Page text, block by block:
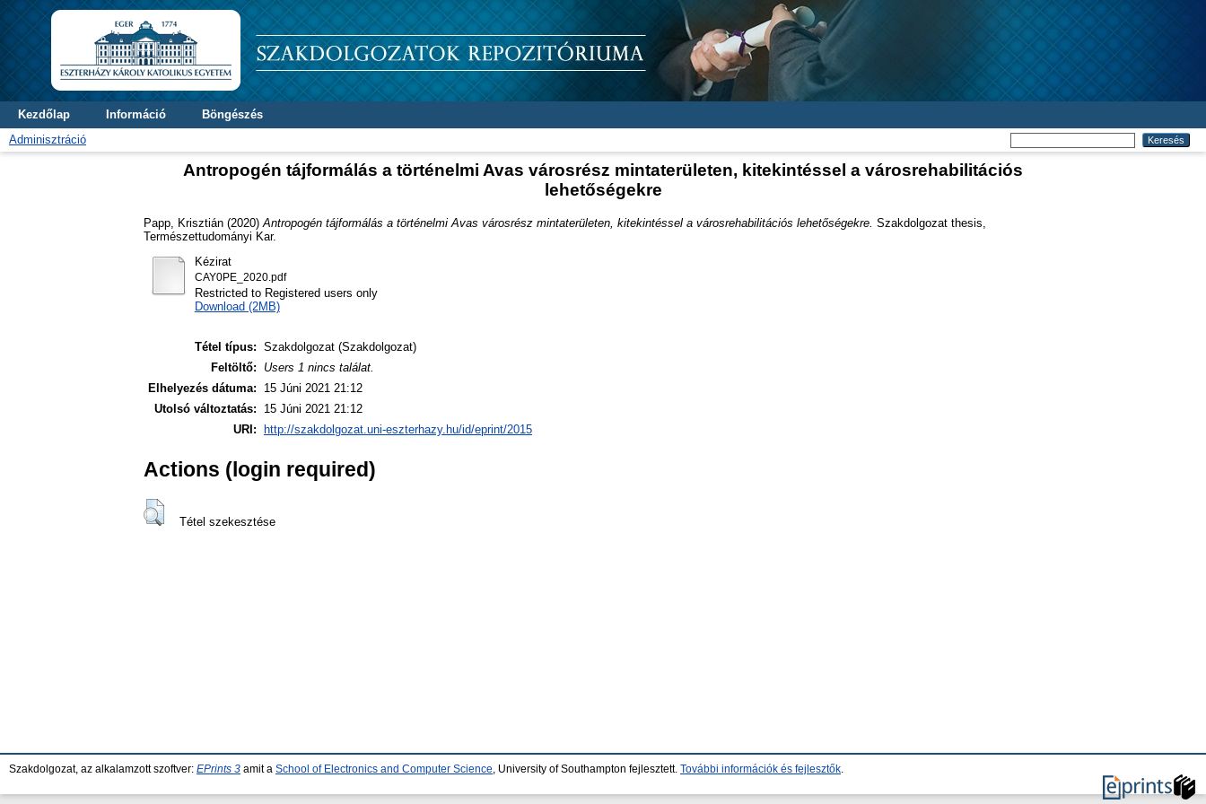
Kezdőlap Információ
Böngészés
Adminisztráció
Antropogén tájformálás a történelmi Avas városrész mintaterületen, kitekintéssel a városrehabilitációs
lehetőségekre
Papp, Krisztián (2020) Antropogén tájformálás a történelmi Avas városrész mintaterületen, kitekintéssel a városrehabilitációs lehetőségekre. Szakdolgozat thesis,
Természettudományi Kar.
Kézirat
CAY0PE_2020.pdf
Restricted to Registered users only
Download (2MB)
Tétel típus: Szakdolgozat (Szakdolgozat)
Feltöltő:
Users 1 nincs találat.
Elhelyezés dátuma:
15 Júni 2021 21:12
Utolsó változtatás:
15 Júni 2021 21:12
URI:
http://szakdolgozat.uni-eszterhazy.hu/id/eprint/2015
Actions (login required)
Tétel szekesztése
Szakdolgozat, az alkalamzott szoftver: EPrints 3 amit a School of Electronics and Computer Science , University of Southampton fejlesztett. További információk és fejlesztők